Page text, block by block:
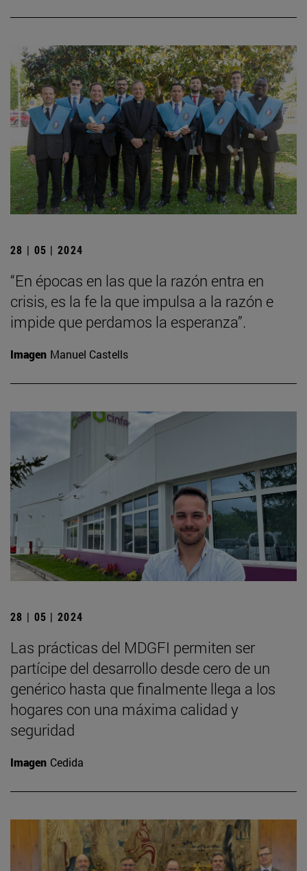
28 | 05 | 2024
“En épocas en las que la razón entra en
crisis, es la fe la que impulsa a la razón e
impide que perdamos la esperanza”.
Imagen Manuel Castells
28 | 05 | 2024
Las prácticas del MDGFI permiten ser
partícipe del desarrollo desde cero de un
genérico hasta que finalmente llega a los
hogares con una máxima calidad y
seguridad
Imagen Cedida